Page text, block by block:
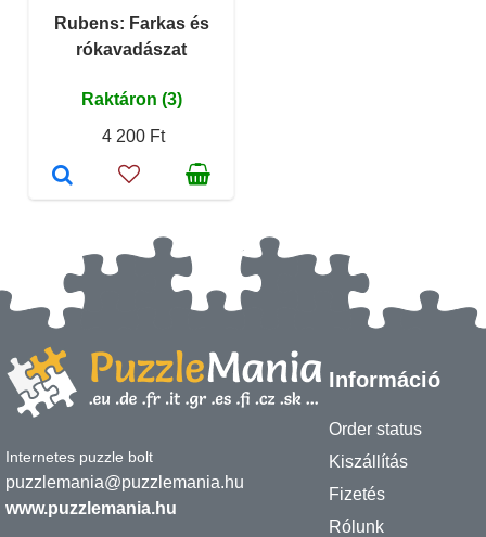
Rubens: Farkas és
rókavadászat
Raktáron (3)
4 200 Ft
Internetes puzzle bolt
puzzlemania@puzzlemania.hu
www.puzzlemania.hu
Információ
Order status
Kiszállítás
Fizetés
Rólunk